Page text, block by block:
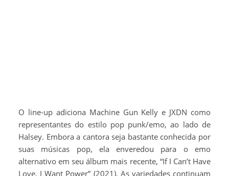
O line-up adiciona Machine Gun Kelly e JXDN como
representantes do estilo pop punk/emo, ao lado de
Halsey. Embora a cantora seja bastante conhecida por
suas músicas pop, ela enveredou para o emo
alternativo em seu álbum mais recente, “If I Can’t Have
Love, I Want Power” (2021). As variedades continuam